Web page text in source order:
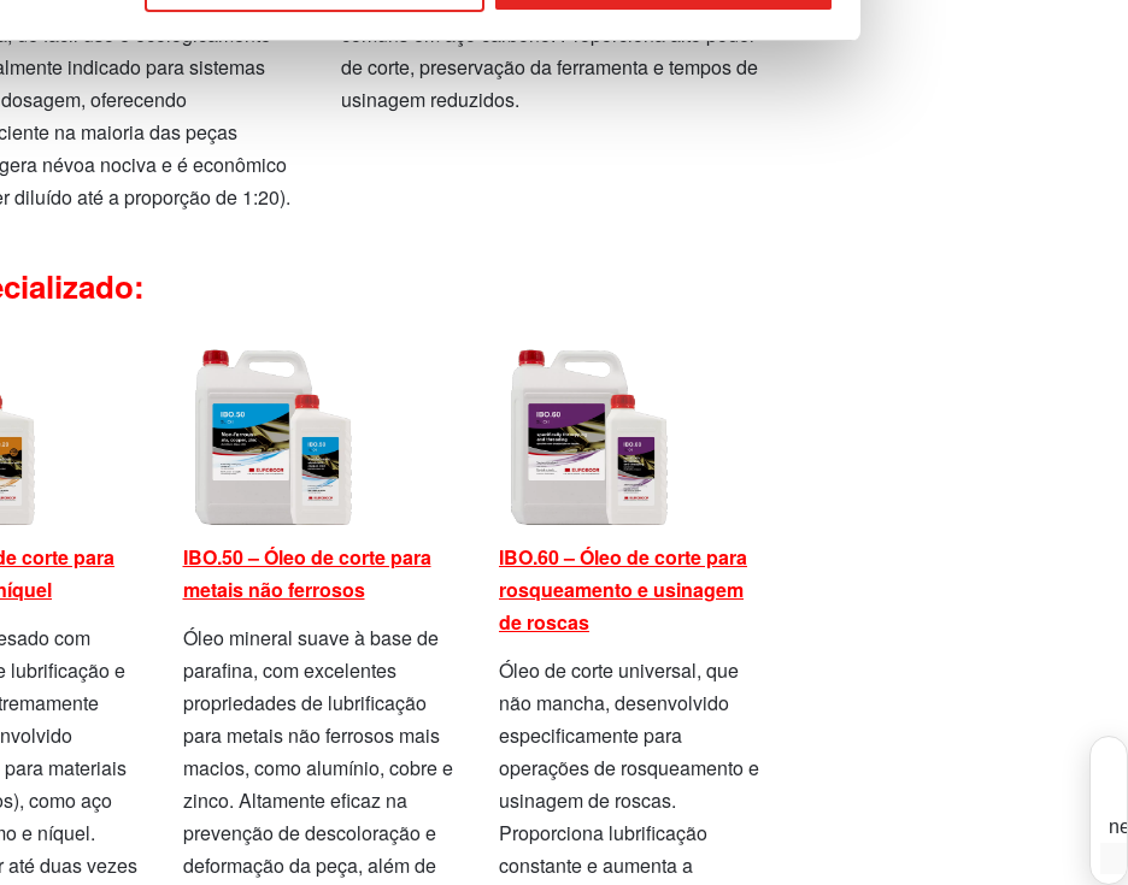
de fácil uso e ecologicamente
indicado para sistemas
oferecendo
na maioria das peças
névoa nociva e é econômico
diluído até a proporção de 1:20).
comuns em aço carbono. Proporciona alto poder
de corte, preservação da ferramenta e tempos de
usinagem reduzidos.
corte para
com
lubrificação e
materiais
como aço
e níquel.
até duas vezes
IBO.50 – Óleo de corte para
metais não ferrosos
Óleo mineral suave à base de
parafina, com excelentes
propriedades de lubrificação
para metais não ferrosos mais
macios, como alumínio, cobre e
zinco. Altamente eficaz na
prevenção de descoloração e
deformação da peça, além de
IBO.60 – Óleo de corte para
rosqueamento e usinagem
de roscas
Óleo de corte universal, que
não mancha, desenvolvido
especificamente para
operações de rosqueamento e
usinagem de roscas.
Proporciona lubrificação
constante e aumenta a